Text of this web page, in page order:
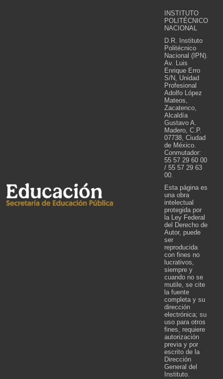
INSTITUTO
POLITÉCNICO
NACIONAL
D.R. Instituto
Politécnico
Nacional (IPN).
Av. Luis
Enrique Erro
S/N, Unidad
Profesional
Adolfo López
Mateos,
Zacatenco,
Alcaldía
Gustavo A.
Madero, C.P.
07738, Ciudad
de México.
Conmutador:
55 57 29 60 00
/ 55 57 29 63
00.
Esta página es
una obra
intelectual
protegida por
la Ley Federal
del Derecho de
Autor, puede
ser
reproducida
con fines no
lucrativos,
siempre y
cuando no se
mutile, se cite
la fuente
completa y su
dirección
electrónica; su
uso para otros
fines, requiere
autorización
previa y por
escrito de la
Dirección
General del
Instituto.